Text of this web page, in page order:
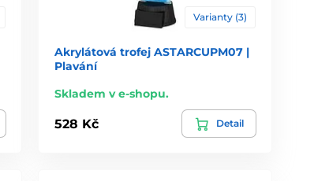
Varianty (3)
Akrylátová trofej ASTARCUPM07 |
Plavání
Skladem v e-shopu.
528 Kč Detail